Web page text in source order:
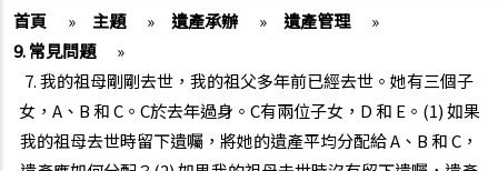
首頁 » 主題 » 遺產承辦 » 遺產管理
»
9. 常見問題
»
7. 我的祖母剛剛去世，我的祖父多年前已經去世。她有三個子
女，A、B 和 C。C於去年過身。C有兩位子女，D 和 E。(1) 如果
我的祖母去世時留下遺囑，將她的遺產平均分配給 A、B 和 C，